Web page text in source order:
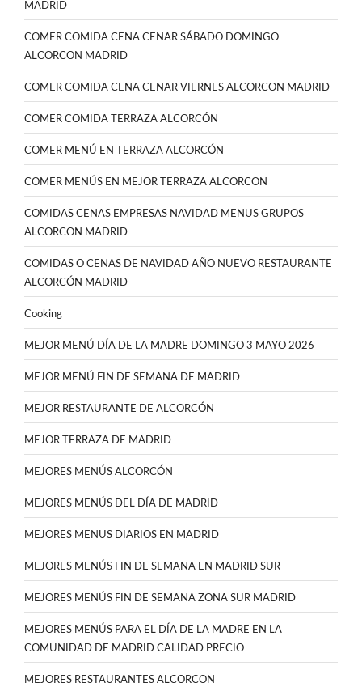
MADRID
COMER COMIDA CENA CENAR SÁBADO DOMINGO
ALCORCON MADRID
COMER COMIDA CENA CENAR VIERNES ALCORCON MADRID
COMER COMIDA TERRAZA ALCORCÓN
COMER MENÚ EN TERRAZA ALCORCÓN
COMER MENÚS EN MEJOR TERRAZA ALCORCON
COMIDAS CENAS EMPRESAS NAVIDAD MENUS GRUPOS
ALCORCON MADRID
COMIDAS O CENAS DE NAVIDAD AÑO NUEVO RESTAURANTE
ALCORCÓN MADRID
Cooking
MEJOR MENÚ DÍA DE LA MADRE DOMINGO 3 MAYO 2026
MEJOR MENÚ FIN DE SEMANA DE MADRID
MEJOR RESTAURANTE DE ALCORCÓN
MEJOR TERRAZA DE MADRID
MEJORES MENÚS ALCORCÓN
MEJORES MENÚS DEL DÍA DE MADRID
MEJORES MENUS DIARIOS EN MADRID
MEJORES MENÚS FIN DE SEMANA EN MADRID SUR
MEJORES MENÚS FIN DE SEMANA ZONA SUR MADRID
MEJORES MENÚS PARA EL DÍA DE LA MADRE EN LA
COMUNIDAD DE MADRID CALIDAD PRECIO
MEJORES RESTAURANTES ALCORCON